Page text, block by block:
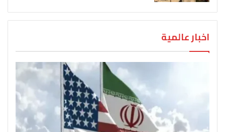
اخبار عالمية